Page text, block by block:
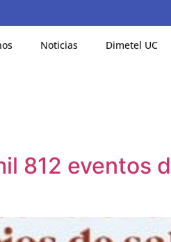
Noticias Dimetel UC
812 eventos